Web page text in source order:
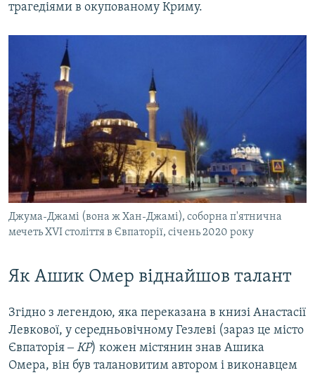
трагедіями в окупованому Криму.
Джума-Джамі (вона ж Хан-Джамі), соборна п'ятнична
мечеть XVI століття в Євпаторії, січень 2020 року
Як Ашик Омер віднайшов талант
Згідно з легендою, яка переказана в книзі Анастасії
Левкової, у середньовічному Гезлеві (зараз це місто
Євпаторія ‒КР) кожен містянин знав Ашика
Омера, він був талановитим автором і виконавцем